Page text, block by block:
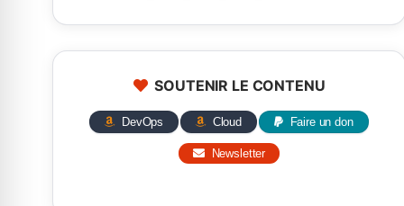
SOUTENIR LE CONTENU
DevOps Cloud Faire un don
Newsletter